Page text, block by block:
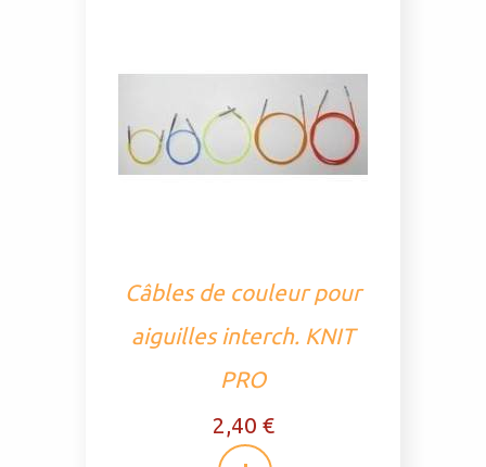
Câbles de couleur pour
aiguilles interch. KNIT
PRO
2,40 €